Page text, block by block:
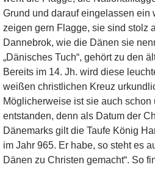
Grund und darauf eingelassen ein
zeigen gern Flagge, sie sind stolz
Dannebrok, wie die Dänen sie
„Dänisches Tuch“, gehört zu den
Bereits im 14. Jh. wird diese
weißen christlichen Kreuz
Möglicherweise ist sie auch schon
entstanden, denn als Datum der
Dänemarks gilt die Taufe König
im Jahr 965. Er habe, so steht es
Dänen zu Christen gemacht“. So